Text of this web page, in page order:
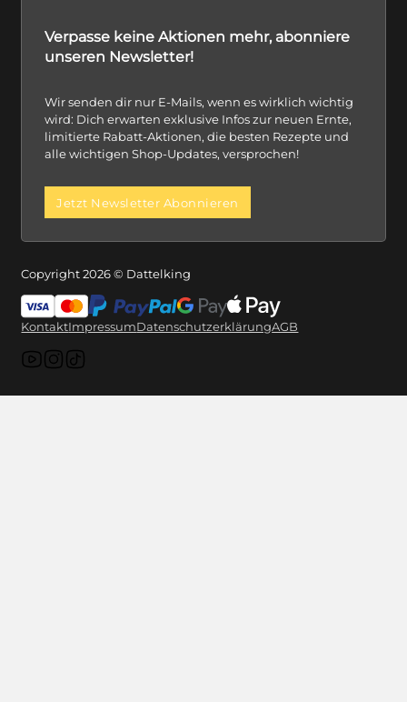
Verpasse keine Aktionen mehr, abonniere
unseren Newsletter!
Wir senden dir nur E-Mails, wenn es wirklich wichtig
wird: Dich erwarten exklusive Infos zur neuen Ernte,
limitierte Rabatt-Aktionen, die besten Rezepte und
alle wichtigen Shop-Updates, versprochen!
Jetzt Newsletter Abonnieren
Copyright 2026 © Dattelking
KontaktImpressumDatenschutzerklärungAGB
Folge uns auf YouTube
Folge uns auf Instagram
Folge uns auf TikTok